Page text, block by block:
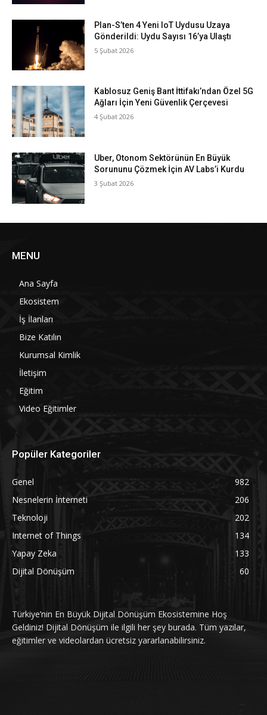
Plan-S’ten 4 Yeni IoT Uydusu Uzaya
Gönderildi: Uydu Sayısı 16’ya Ulaştı
5 Şubat 2026
Kablosuz Geniş Bant İttifakı’ndan Özel 5G
Ağları İçin Yeni Güvenlik Çerçevesi
4 Şubat 2026
Uber, Otonom Sektörünün En Büyük
Sorununu Çözmek İçin AV Labs’i Kurdu
3 Şubat 2026
MENU
Ana Sayfa
Ekosistem
İş İlanları
Bize Katılın
Kurumsal Kimlik
İletişim
Eğitim
Video Eğitimler
Popüler Kategoriler
Genel
982
Nesnelerin İnterneti
206
Teknoloji
202
Internet of Things
134
Yapay Zeka
133
Dijital Dönüşüm
60
Türkiye’nin En Büyük Dijital Dönüşüm Ekosistemine Hoş
Geldiniz! Dijital Dönüşüm ile ilgili her şey burada. Tüm yazılar,
eğitimler ve videolardan ücretsiz yararlanabilirsiniz.